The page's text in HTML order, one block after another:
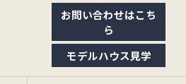
お問い合わせはこち
ら
モデルハウス見学